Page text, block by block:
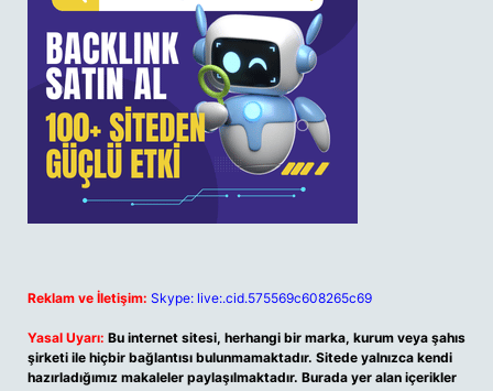
Reklam ve İletişim: Skype: live:.cid.575569c608265c69
Yasal Uyarı: Bu internet sitesi, herhangi bir marka, kurum veya şahıs
şirketi ile hiçbir bağlantısı bulunmamaktadır. Sitede yalnızca kendi
hazırladığımız makaleler paylaşılmaktadır. Burada yer alan içerikler